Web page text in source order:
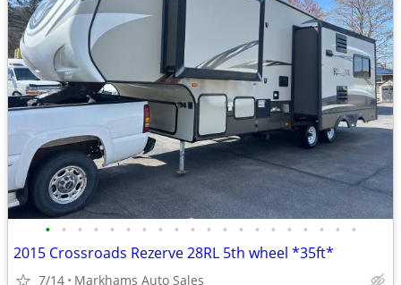
• • • • • • • • • • • • • • • • • • • •
2015 Crossroads Rezerve 28RL 5th wheel *35ft*
7/14 Markhams Auto Sales